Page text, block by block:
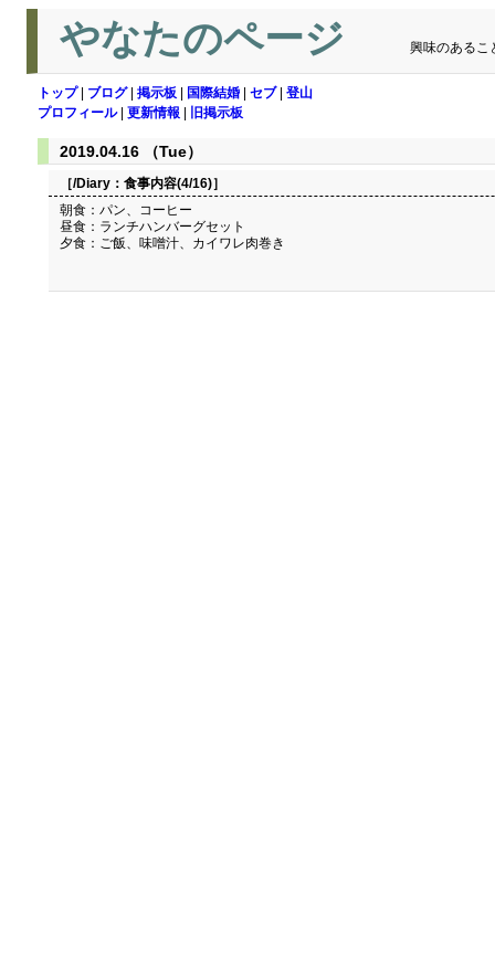
やなたのページ 興味のあるこ
トップ| ブログ| 掲示板 国際結婚 セブ| 登山
プロフィール| 更新情報 旧掲示板
2019.04.16 （Tue）
［/Diary： 食事内容(4/16)］
朝食：パン、コーヒー
昼食：ランチハンバーグセット
夕食：ご飯、味噌汁、カイワレ肉巻き